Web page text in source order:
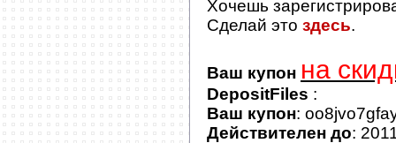
Хочешь
Сделай это здесь.
Ваш купон на
DepositFiles :
Ваш купон:
Действителен до: